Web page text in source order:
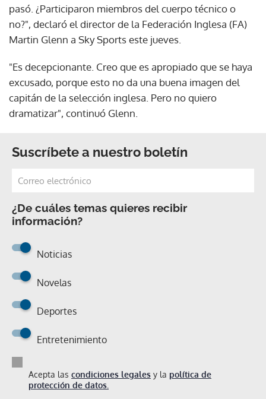
pasó. ¿Participaron miembros del cuerpo técnico o
no?", declaró el director de la Federación Inglesa (FA)
Martin Glenn a Sky Sports este jueves.
"Es decepcionante. Creo que es apropiado que se haya
excusado, porque esto no da una buena imagen del
capitán de la selección inglesa. Pero no quiero
dramatizar", continuó Glenn.
Suscríbete a nuestro boletín
¿De cuáles temas quieres recibir
información?
Noticias
Novelas
Deportes
Entretenimiento
Acepta las condiciones legales y la política de
protección de datos.